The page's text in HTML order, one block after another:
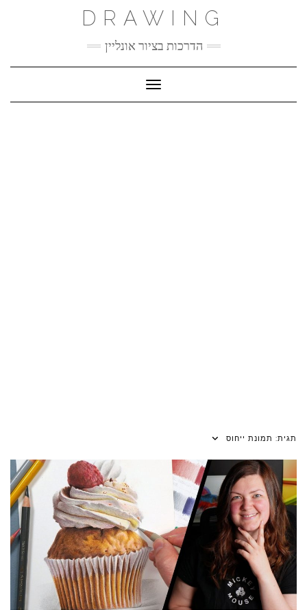
DRAWING
הדרכות בציור אונליין
Toggle Navigation
תגית: תמונת ייחוס